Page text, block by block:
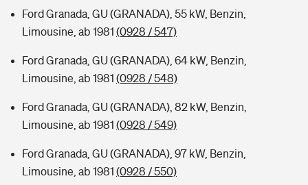
Ford Granada, GU (GRANADA), 55 kW, Benzin,
Limousine, ab 1981 (0928 / 547)
Ford Granada, GU (GRANADA), 64 kW, Benzin,
Limousine, ab 1981 (0928 / 548)
Ford Granada, GU (GRANADA), 82 kW, Benzin,
Limousine, ab 1981 (0928 / 549)
Ford Granada, GU (GRANADA), 97 kW, Benzin,
Limousine, ab 1981 (0928 / 550)